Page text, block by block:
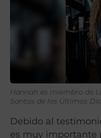
Hannah es miembro de
Santos de los Últimos
Debido al
es muy importante